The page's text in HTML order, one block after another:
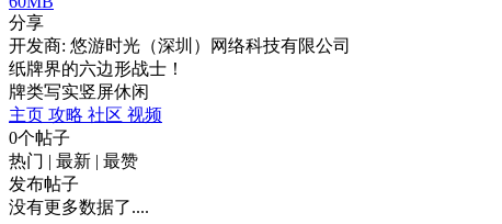
分享
开发商: 悠游时光（深圳）网络科技有限公司
纸牌界的六边形战士！
牌类写实竖屏休闲
主页 攻略 社区 视频
0个帖子
热门 | 最新 | 最赞
发布帖子
没有更多数据了....